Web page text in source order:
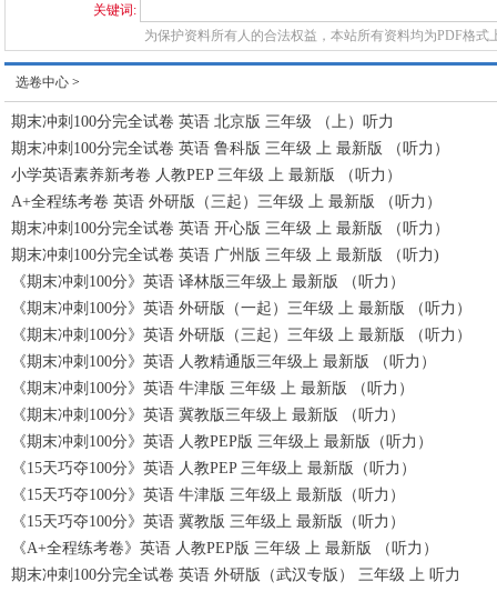
关键词:
为保护资料所有人的合法权益，本站所有资料均为PDF格式
选卷中心 >
期末冲刺100分完全试卷 英语 北京版 三年级 （上）听力
期末冲刺100分完全试卷 英语 鲁科版 三年级 上 最新版 （听力）
小学英语素养新考卷 人教PEP 三年级 上 最新版 （听力）
A+全程练考卷 英语 外研版（三起）三年级 上 最新版 （听力）
期末冲刺100分完全试卷 英语 开心版 三年级 上 最新版 （听力）
期末冲刺100分完全试卷 英语 广州版 三年级 上 最新版 （听力)
《期末冲刺100分》英语 译林版三年级上 最新版 （听力）
《期末冲刺100分》英语 外研版（一起）三年级 上 最新版 （听力）
《期末冲刺100分》英语 外研版（三起）三年级 上 最新版 （听力）
《期末冲刺100分》英语 人教精通版三年级上 最新版 （听力）
《期末冲刺100分》英语 牛津版 三年级 上 最新版 （听力）
《期末冲刺100分》英语 冀教版三年级上 最新版 （听力）
《期末冲刺100分》英语 人教PEP版 三年级上 最新版（听力）
《15天巧夺100分》英语 人教PEP 三年级上 最新版（听力）
《15天巧夺100分》英语 牛津版 三年级上 最新版（听力）
《15天巧夺100分》英语 冀教版 三年级上 最新版（听力）
《A+全程练考卷》英语 人教PEP版 三年级 上 最新版 （听力）
期末冲刺100分完全试卷 英语 外研版（武汉专版） 三年级 上 听力